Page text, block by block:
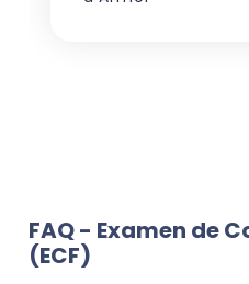
FAQ - Examen de
(ECF)